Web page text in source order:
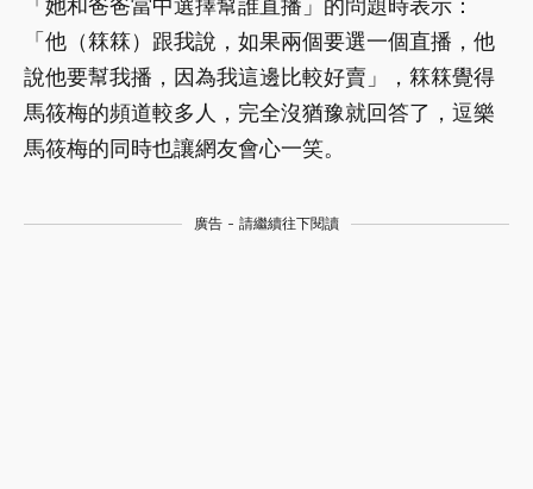
「她和爸爸當中選擇幫誰直播」的問題時表示：
「他（箖箖）跟我說，如果兩個要選一個直播，他
說他要幫我播，因為我這邊比較好賣」，箖箖覺得
馬筱梅的頻道較多人，完全沒猶豫就回答了，逗樂
馬筱梅的同時也讓網友會心一笑。
廣告 - 請繼續往下閱讀